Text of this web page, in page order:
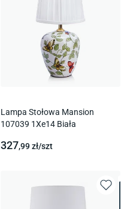
Lampa Stołowa Mansion
107039 1Xe14 Biała
327,99zł/szt